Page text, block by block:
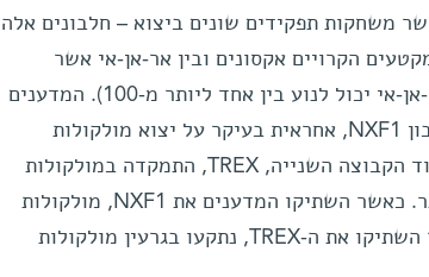
משחקות תפקידים שונים ביצוא – חלבונים אלה
הקרויים אקסונים ובין אר-אן-אי אשר
שוחבר מאקסונים רבים (מספר האקסונים במולקולת אר-אן-אי יכול לנוע בין אחד ליותר מ-100). המדענים
גילו כי אחת משתי קבוצות החלבונים, המכילה את החלבון NXF1, אחראית בעיקר על יצוא מולקולות
אר-אן-אי הכוללות לא יותר מאשר שלושה אקסונים, בעוד הקבוצה השנייה, TREX, התמקדה במולקולות
אר-אן-אי אחרות שלרוב מכילות ארבעה אקסונים או יותר. כאשר השתיקו המדענים את NXF1, מולקולות
אר-אן-אי מועטות האקסונים נתקעו בגרעין, בעוד כאשר השתיקו את ה-TREX, נתקעו בגרעין מולקולות